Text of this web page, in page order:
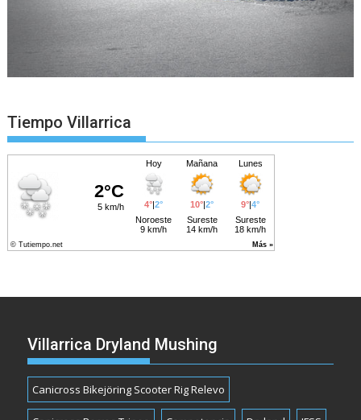
Tiempo Villarrica
Villarrica Dryland Mushing
Canicross Bikejöring Scooter Rig Relevo